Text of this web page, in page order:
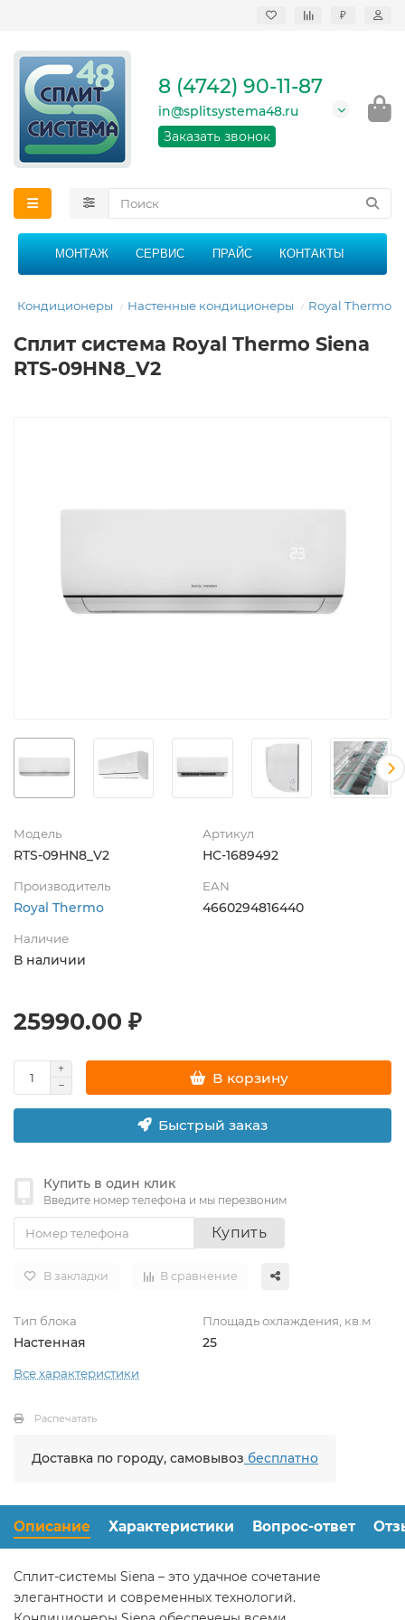
₽
кондиционеров в
области
График работы: 9:00 -
21:00 без перерыва и
8 (4742) 90-11-87
in@splitsystema48.ru
Заказать звонок
МОНТАЖ СЕРВИС ПРАЙС КОНТАКТЫ
Кондиционеры Настенные кондиционеры Royal Thermo
Сплит система Royal Thermo Siena
RTS-09HN8_V2
Модель
RTS-09HN8_V2
Артикул
НС-1689492
Производитель
Royal Thermo
EAN
4660294816440
Наличие
В наличии
25990.00 ₽
В корзину
Быстрый заказ
Купить в один клик
Введите номер телефона и мы перезвоним
Купить
В закладки В сравнение
Тип блока
Настенная
Площадь охлаждения, кв.м
25
Все характеристики
Распечатать
Доставка по городу, самовывоз бесплатно
Описание Характеристики Вопрос-ответ
Сплит-системы Siena – это удачное сочетание
элегантности и современных технологий.